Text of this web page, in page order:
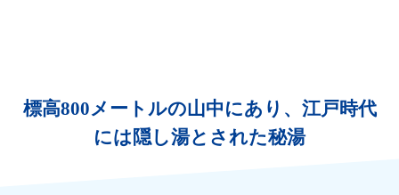
標高800メートルの山中にあり、江戸時代
には隠し湯とされた秘湯